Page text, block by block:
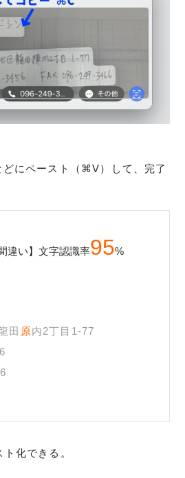
にペースト（⌘V）して、完了
違い】文字認識率95%
田 原内2丁目1-77
化できる。